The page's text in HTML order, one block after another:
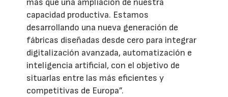
más que una ampliación de nuestra
capacidad productiva. Estamos
desarrollando una nueva generación de
fábricas diseñadas desde cero para integrar
digitalización avanzada, automatización e
inteligencia artificial, con el objetivo de
situarlas entre las más eficientes y
competitivas de Europa”.